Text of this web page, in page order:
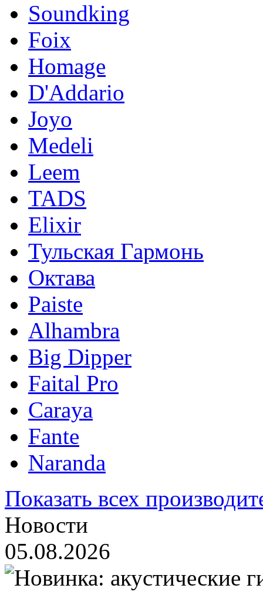
Soundking
Foix
Homage
D'Addario
Joyo
Medeli
Leem
TADS
Elixir
Тульская Гармонь
Октава
Paiste
Alhambra
Big Dipper
Faital Pro
Caraya
Fante
Naranda
Показать всех
Новости
05.08.2026